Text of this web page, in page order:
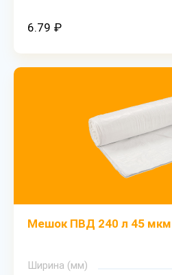
6.79 ₽
Мешок ПВД 240 л 45 мкм
Ширина (мм)